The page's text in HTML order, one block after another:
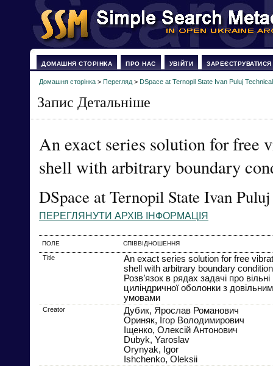
ДОМАШНЯ СТОРІНКА ПРО НАС УВІЙТИ ЗАРЕЄСТРУВАТИСЯ
Домашня сторінка > Перегляд > DSpace at Ternopil State Ivan Puluj
Запис Детальніше
An exact series solution for free
shell with arbitrary boundary
DSpace at Ternopil State Ivan
ПЕРЕГЛЯНУТИ АРХІВ ІНФОРМАЦІЯ
ПОЛЕ СПІВВІДНОШЕННЯ
Title
An exact series solution for free
shell with arbitrary boundary
Розв’язок в рядах задачі про
циліндричної оболонки з
умовами
Creator
Дубик, Ярослав Романович
Ориняк, Ігор Володимирович
Іщенко, Олексій Антонович
Dubyk, Yaroslav
Orynyak, Igor
Ishchenko, Oleksii